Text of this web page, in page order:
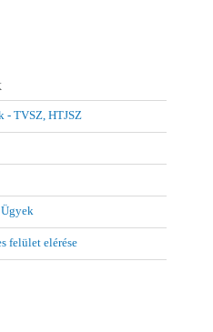
- TVSZ, HTJSZ
felület elérése